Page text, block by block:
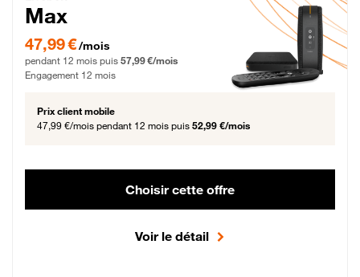
Max
47,99 € par mois pendant 12 mois puis 57,99 € par mois, Engagement 12 mois
47,99 €/mois
pendant 12 mois puis 57,99 €/mois
Engagement 12 mois
Prix client mobile
47,99 €/mois pendant 12 mois puis 52,99 €/mois
Choisir cette offre
Voir le détail